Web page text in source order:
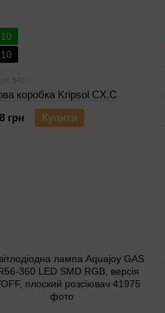
10
10
542
коробка Kripsol CX.C
грн
Купити